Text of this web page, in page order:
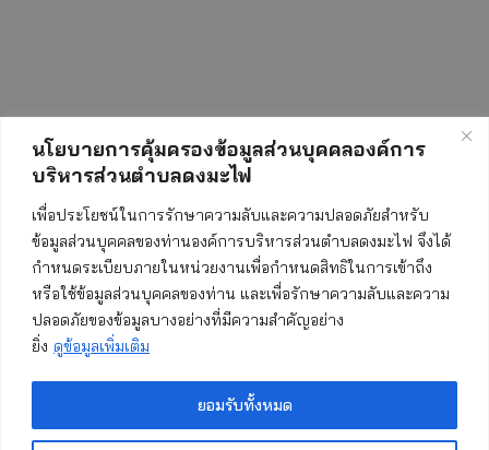
นโยบายการคุ้มครองข้อมูลส่วนบุคคลองค์การ
บริหารส่วนตำบลดงมะไฟ
เพื่อประโยชน์ในการรักษาความลับและความปลอดภัยสำหรับ
ข้อมูลส่วนบุคคลของท่านองค์การบริหารส่วนตำบลดงมะไฟ จึงได้
กำหนดระเบียบภายในหน่วยงานเพื่อกำหนดสิทธิในการเข้าถึง
หรือใช้ข้อมูลส่วนบุคคลของท่าน และเพื่อรักษาความลับและความ
ปลอดภัยของข้อมูลบางอย่างที่มีความสำคัญอย่าง
ยิ่ง ดูข้อมูลเพิ่มเติม
ยอมรับทั้งหมด
สถิติการเข้าชมเว็บไซต์
553034
ทั้งหมด:
วันนี้:
เมื่อวาน:
19 พฤษภาคม 2560
เริ่มนับ: